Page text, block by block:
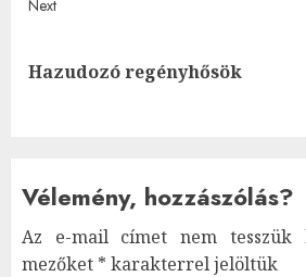
Next
Next
Hazudozó regényhősök
Vélemény, hozzászólás?
Az e-mail címet nem tesszük
mezőket * karakterrel jelöltük